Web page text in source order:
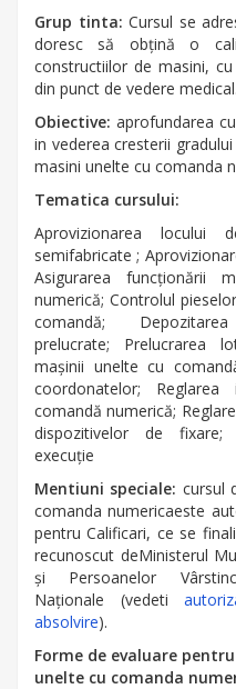
Grup tinta:Cursul se
doresc să obțină o
constructiilor de masini,
din punct de vedere medical.
Obiective: aprofundarea
in vederea cresterii
masini unelte cu comanda
Tematica cursului:
Aprovizionarea
semifabricate ;
Asigurarea funcţionării
numerică; Controlul
comandă;
prelucrate; Prelucrarea
maşinii unelte cu
coordonatelor;
comandă numerică;
dispozitivelor de fixare;
execuţie
Mentiuni speciale: cursul
comanda numericaeste
pentru Calificari, ce se
recunoscut deMinisterul
şi Persoanelor
Naţionale (vedeti
absolvire).
Forme de evaluare
unelte cu comanda